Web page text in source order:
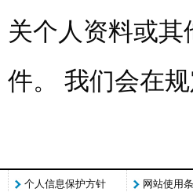
关个人资料或
件。 我们会在
个人信息保护方针 网站使用